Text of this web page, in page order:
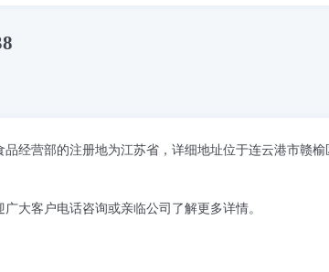
经营部的注册地为江苏省，详细地址位于连云港市赣榆
大客户电话咨询或亲临公司了解更多详情。